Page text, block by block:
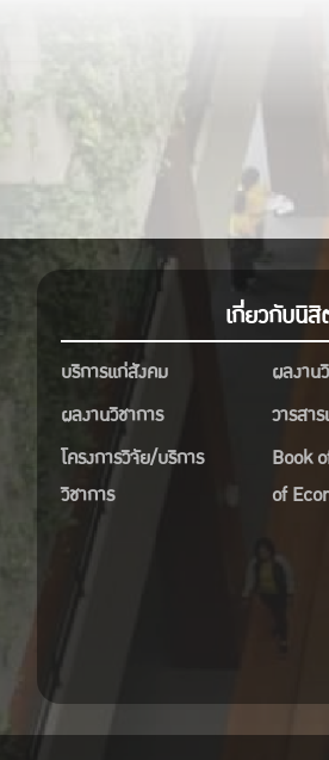
เกี่ยวกับนิ
บริการแก่สังคม
ผลงาน
ผลงานวิชาการ
วารสา
โครงการวิจัย/บริการ
วิชาการ
Book
of